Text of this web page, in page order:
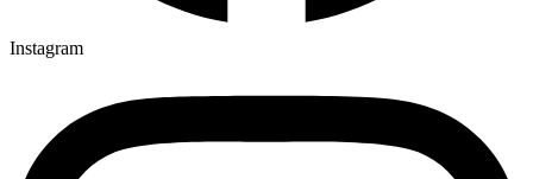
Instagram